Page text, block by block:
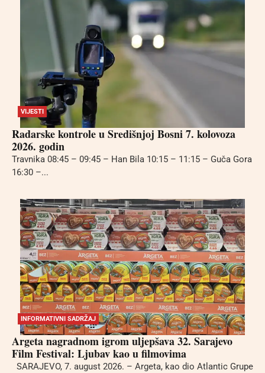
VIJESTI
Radarske kontrole u Središnjoj Bosni 7. kolovoza
2026. godin
Travnika 08:45 – 09:45 – Han Bila 10:15 – 11:15 – Guča Gora
16:30 –...
INFORMATIVNI SADRŽAJ
Argeta nagradnom igrom uljepšava 32. Sarajevo
Film Festival: Ljubav kao u filmovima
SARAJEVO, 7. august 2026. – Argeta, kao dio Atlantic Grupe